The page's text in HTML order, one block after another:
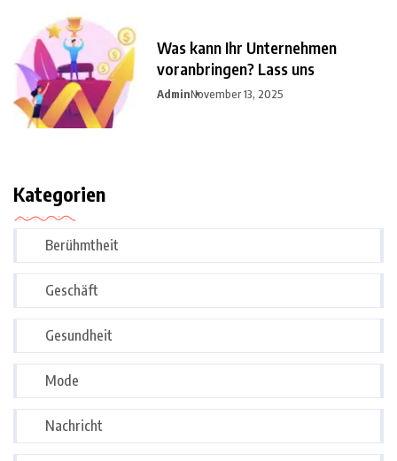
Was kann Ihr Unternehmen
voranbringen? Lass uns
AdminNovember 13, 2025
Kategorien
Berühmtheit
Geschäft
Gesundheit
Mode
Nachricht